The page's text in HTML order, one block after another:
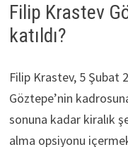
Filip Krastev
katıldı?
Filip Krastev, 5 Şubat
Göztepe’nin
sonuna kadar kiralık
alma opsiyonu